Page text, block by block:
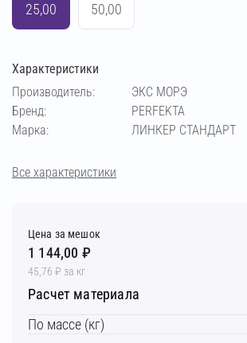
кремово-жёлтый
кремовый
светло-коричневый светло-серый
серебристо-серый
шоколадный
25,00 50,00
Характеристики
Производитель:
ЭКС МОРЭ
Бренд:
PERFEKTA
Марка:
ЛИНКЕР СТАНДАРТ
Все характеристики
Цена за мешок
1 144,00 ₽
45,76 ₽ за кг
Расчет материала
По массе (кг)